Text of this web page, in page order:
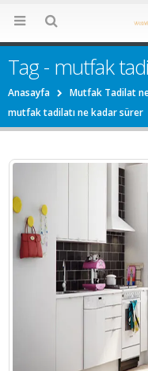
Tag - mutfak
Anasayfa Mutfak Tadilat
mutfak tadilatı ne kadar sürer